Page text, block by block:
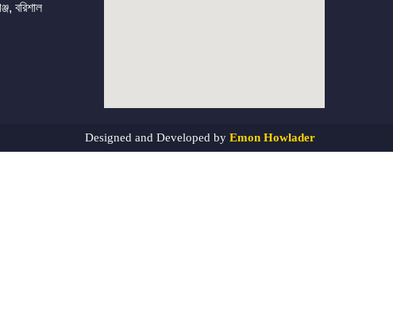
বরিশাল
Designed and Developed by Emon Howlader